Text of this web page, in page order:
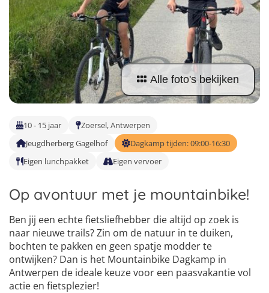
Vind jouw perfecte kamp
Beantwoord een paar korte vragen en wij doen de rest.
Alle foto's bekijken
10 - 15 jaar
Zoersel, Antwerpen
Jeugdherberg Gagelhof
Dagkamp tijden: 09:00-16:30
Eigen lunchpakket
Eigen vervoer
Op avontuur met je mountainbike!
Ben jij een echte fietsliefhebber die altijd op zoek is
naar nieuwe trails? Zin om de natuur in te duiken,
bochten te pakken en geen spatje modder te
ontwijken? Dan is het Mountainbike Dagkamp in
Antwerpen de ideale keuze voor een paasvakantie vol
actie en fietsplezier!